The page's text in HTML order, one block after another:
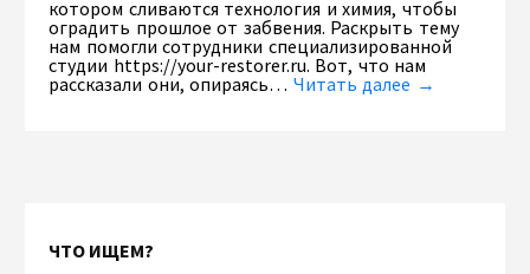
котором сливаются технология и химия, чтобы
оградить прошлое от забвения. Раскрыть тему
нам помогли сотрудники специализированной
студии https://your-restorer.ru. Вот, что нам
рассказали они, опираясь… Читать далее →
ЧТО ИЩЕМ?